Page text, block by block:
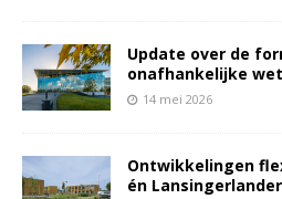
Update over de
onafhankelijke
14 mei 2026
Ontwikkelingen
én